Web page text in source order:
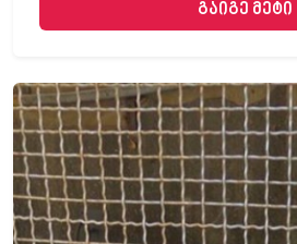
გაიგე მეტი